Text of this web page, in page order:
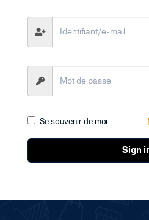
Se souvenir de moi
Sign